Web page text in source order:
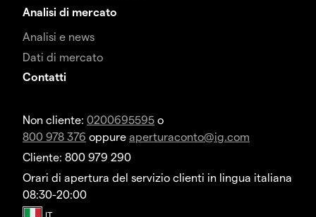
Analisi di mercato
Analisi e news
Dati di mercato
Contatti
Non cliente: 0200695595 o
800 978 376 oppure aperturaconto@ig.com
Cliente: 800 979 290
Orari di apertura del servizio clienti in lingua italiana
08:30-20:00